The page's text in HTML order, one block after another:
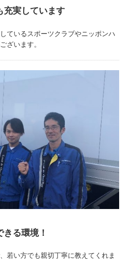
充実しています
ているスポーツクラブやニッポンハ
ざいます。
る環境！
若い方でも親切丁寧に教えてくれま